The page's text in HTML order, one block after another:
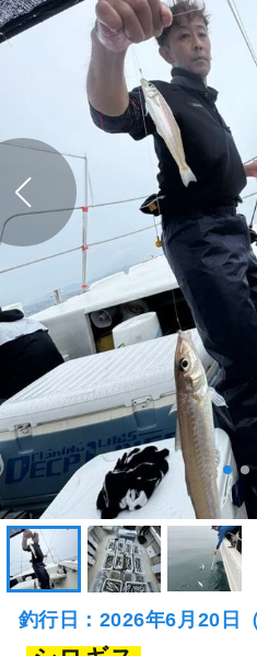
船長も釣りまくり・・・
り・・・（汗）
続きを
釣行当日の
武士（サムライ
広島県 三原市 幸崎西